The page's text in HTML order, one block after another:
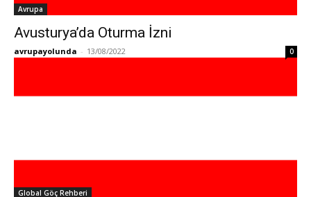
Avrupa
Avusturya’da Oturma İzni
avrupayolunda - 13/08/2022 0
Global Göç Rehberi